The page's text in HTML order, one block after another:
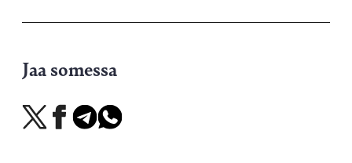
Jaa somessa
Jaa
X-
Jaa
Facebookissa
Jaa
Telegramissa
Jaa
WhatsAppissa